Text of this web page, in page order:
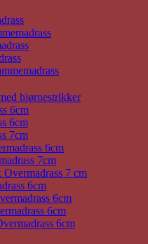
hjørnestrikker
6cm
6cm
7cm
6cm
7cm
7 cm
6cm
6cm
6cm
6cm